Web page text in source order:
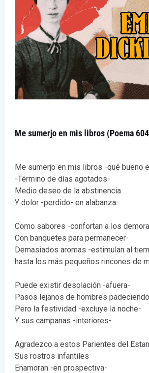
Me sumerjo en mis libros (Poema
Me sumerjo en mis libros -qué bueno
-Término de días agotados-
Medio deseo de la abstinencia
Y dolor -perdido- en alabanza
Como sabores -confortan a los
Con banquetes para permanecer-
Demasiados aromas -estimulan al
hasta los más pequeños rincones de
Puede existir desolación -afuera-
Pasos lejanos de hombres padeciendo
Pero la festividad -excluye la noche-
Y sus campanas -interiores-
Agradezco a estos Parientes del
Sus rostros infantiles
Enamoran -en prospectiva-